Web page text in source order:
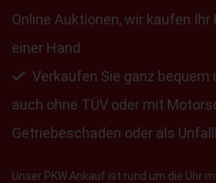
Online Auktionen, wir kaufen Ihr
einer Hand
Verkaufen Sie ganz bequem
auch ohne TÜV oder mit
Getriebeschaden oder als
Unser PKW Ankauf ist rund um die Uhr